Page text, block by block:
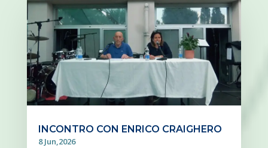
INCONTRO CON ENRICO CRAIGHERO
8 Jun,2026